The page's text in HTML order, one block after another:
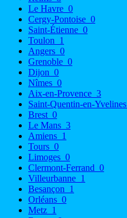
Le Havre 0
Cergy-Pontoise 0
Saint-Étienne 0
Toulon 1
Angers 0
Grenoble 0
Dijon 0
Nîmes 0
Aix-en-Provence 3
Saint-Quentin-en-Yvelines
Brest 0
Le Mans 3
Amiens 1
Tours 0
Limoges 0
Clermont-Ferrand 0
Villeurbanne 1
Besançon 1
Orléans 0
Metz 1